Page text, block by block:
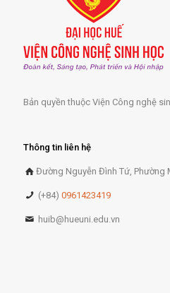
Bản quyền thuộc Viện Công nghệ
Thông tin liên hệ
Đường Nguyễn Đình Tứ, Phường
(+84)0961423419
huib@hueuni.edu.vn